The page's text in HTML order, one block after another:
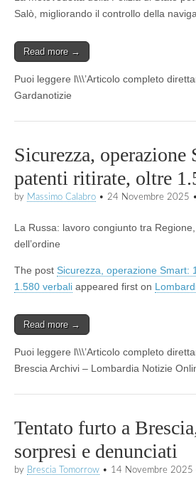
Salò, migliorando il controllo della
Read more →
Puoi leggere l\\\’Articolo completo
Gardanotizie
Sicurezza, operazione
patenti ritirate, oltre
by Massimo Calabro • 24 Novembre 2025 •
La Russa: lavoro congiunto tra
dell’ordine
The post Sicurezza, operazione Smart:
1.580 verbali appeared first on
Read more →
Puoi leggere l\\\’Articolo completo
Brescia Archivi – Lombardia Notizie
Tentato furto a
sorpresi e denunciati
by Brescia Tomorrow • 14 Novembre 2025